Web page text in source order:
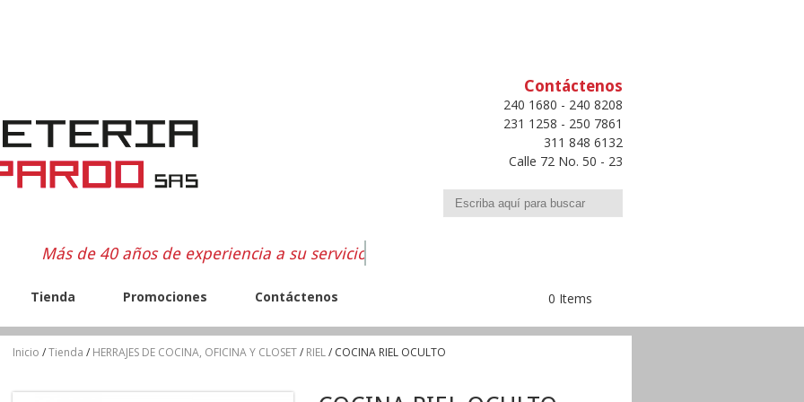
Contáctenos
240 1680 - 240 8208
231 1258 - 250 7861
311 848 6132
Calle 72 No. 50 - 23
Buscar
Más de 40 años de experiencia a su servicio
0 Items
Tienda Promociones Contáctenos
Inicio /Tienda / HERRAJES DE COCINA, OFICINA Y CLOSET/ RIEL/ COCINA RIEL OCULTO